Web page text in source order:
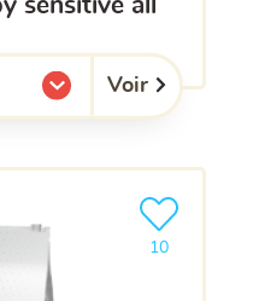
Voir
10
Ajouter le